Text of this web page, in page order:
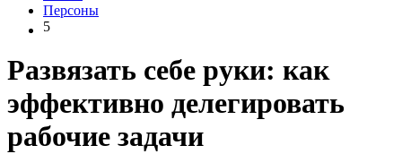
Персоны
5
Развязать себе руки: как
эффективно делегировать
рабочие задачи